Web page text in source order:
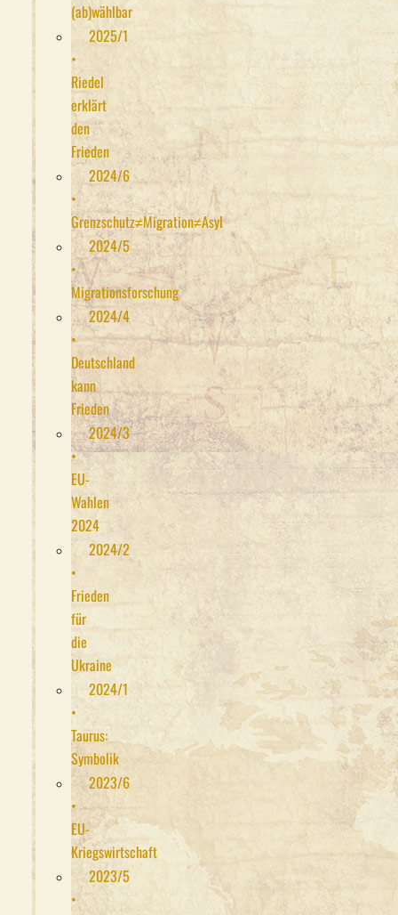
(ab)wählbar
2025/1
•
Riedel
erklärt
den
Frieden
2024/6
•
Grenzschutz≠Migration≠Asyl
2024/5
•
Migrationsforschung
2024/4
•
Deutschland
kann
Frieden
2024/3
•
EU-
Wahlen
2024
2024/2
•
Frieden
für
die
Ukraine
2024/1
•
Taurus:
Symbolik
2023/6
•
EU-
Kriegswirtschaft
2023/5
•